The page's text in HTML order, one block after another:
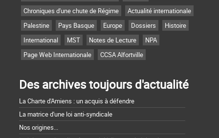
Chroniques d'une chute de Régime
Actualité internationale
Palestine
Pays Basque Europe Dossiers
Histoire
International
MST Notes de Lecture
NPA
Page Web Internationale
CCSA Alfortville
Des archives toujours d'actualité
La Charte d'Amiens : un acquis à défendre
La matrice d'une loi anti-syndicale
Nos origines...